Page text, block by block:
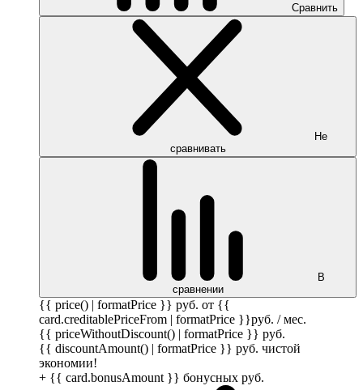
Сравнить
Не
сравнивать
В
сравнении
{{ price() | formatPrice }} руб. от {{
card.creditablePriceFrom | formatPrice }}руб. / мес.
{{ priceWithoutDiscount() | formatPrice }} руб.
{{ discountAmount() | formatPrice }} руб. чистой
экономии!
+ {{ card.bonusAmount }} бонусных руб.